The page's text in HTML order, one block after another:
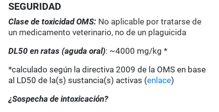
SEGURIDAD
Clase de toxicidad OMS: No aplicable por tratarse de
un medicamento veterinario, no de un plaguicida
DL50 en ratas (aguda oral): ~4000 mg/kg *
*calculado según la directiva 2009 de la OMS en base
al LD50 de la(s) sustancia(s) activas (enlace)
¿Sospecha de intoxicación?